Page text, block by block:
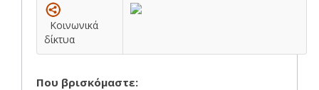
Κοινωνικά
δίκτυα
Που βρισκόμαστε: